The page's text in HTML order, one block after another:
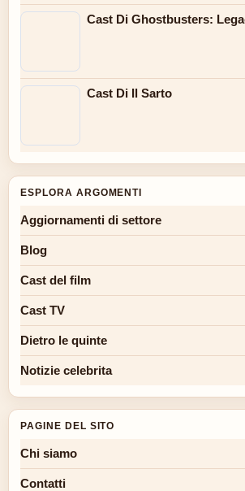
Cast Di Ghostbusters:
Cast Di Il Sarto
ESPLORA ARGOMENTI
Aggiornamenti di settore
Blog
Cast del film
Cast TV
Dietro le quinte
Notizie celebrita
PAGINE DEL SITO
Chi siamo
Contatti